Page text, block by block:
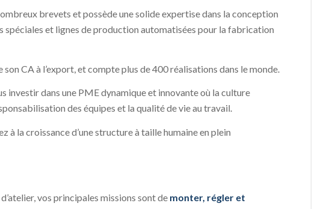
brevets et possède une solide expertise dans la conception
spéciales et lignes de production automatisées pour la fabrication
CA à l’export, et compte plus de 400 réalisations dans le monde.
investir dans une PME dynamique et innovante où la culture
des équipes et la qualité de vie au travail.
la croissance d’une structure à taille humaine en plein
vos principales missions sont de monter, régler et